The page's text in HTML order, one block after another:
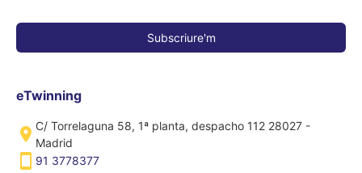
eTwinning
C/ Torrelaguna 58, 1ª planta, despacho 112 28027 -
Madrid
91 3778377